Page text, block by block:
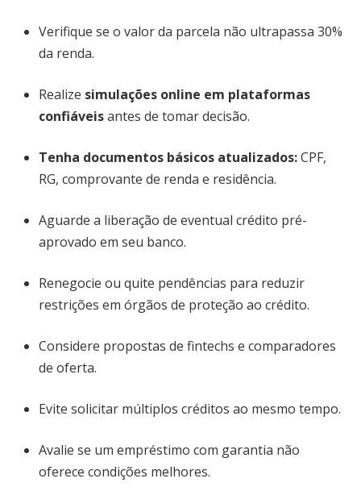
Verifique se o valor da parcela não ultrapassa 30%
da renda.
Realize simulações online em plataformas
confiáveisantes de tomar decisão.
Tenha documentos básicos atualizados:CPF,
RG, comprovante de renda e residência.
Aguarde a liberação de eventual crédito pré-
aprovado em seu banco.
Renegocie ou quite pendências para reduzir
restrições em órgãos de proteção ao crédito.
Considere propostas de fintechs e comparadores
de oferta.
Evite solicitar múltiplos créditos ao mesmo tempo.
Avalie se um empréstimo com garantia não
oferece condições melhores.